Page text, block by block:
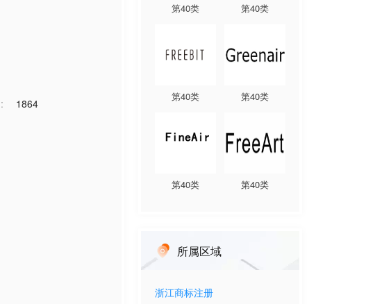
1864
第40类 第40类
第40类 第40类
第40类 第40类
所属区域
浙江商标注册